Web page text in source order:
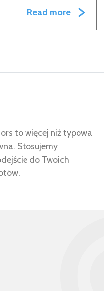
Read more
to więcej niż typowa
Stosujemy
do Twoich